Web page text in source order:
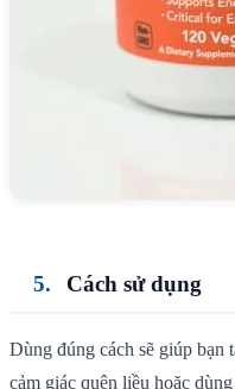
Cách sử dụng
Dùng đúng cách sẽ giúp bạn
cảm giác quên liều hoặc